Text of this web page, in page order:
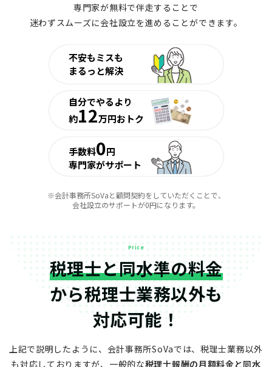
専門家が無料で伴走することで
迷わずスムーズに会社設立を進めることができます。
不安もミスも
まるっと解決
自分でやるより
約12万円おトク
手数料0円
専門家がサポート
※会計事務所SoVaと顧問契約をしていただくことで、
会社設立のサポートが0円になります。
Price
税理士と同水準の料金
から税理士業務以外も
対応可能！
上記で説明したように、会計事務所SoVaでは、税理士業務以外
も対応しておりますが、 一般的な税理士報酬の月額料金と同水